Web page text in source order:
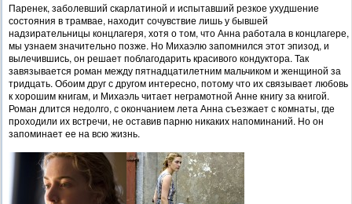
Паренек, заболевший скарлатиной и испытавший резкое ухудшение
состояния в трамвае, находит сочувствие лишь у бывшей
надзирательницы концлагеря, хотя о том, что Анна работала в концлагере,
мы узнаем значительно позже. Но Михаэлю запомнился этот эпизод, и
вылечившись, он решает поблагодарить красивого кондуктора. Так
завязывается роман между пятнадцатилетним мальчиком и женщиной за
тридцать. Обоим друг с другом интересно, потому что их связывает любовь
к хорошим книгам, и Михаэль читает неграмотной Анне книгу за книгой.
Роман длится недолго, с окончанием лета Анна съезжает с комнаты, где
проходили их встречи, не оставив парню никаких напоминаний. Но он
запоминает ее на всю жизнь.